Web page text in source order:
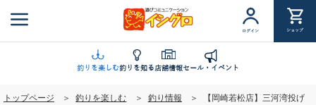
ン
ログイン ショップ
釣りを楽しむ釣りを知る店舗情報セール・イベント
トップページ 釣りを楽しむ 釣り情報
【岡崎若松店】三河湾投げ